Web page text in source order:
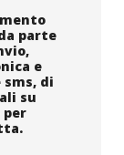
parte
e
di
su
per